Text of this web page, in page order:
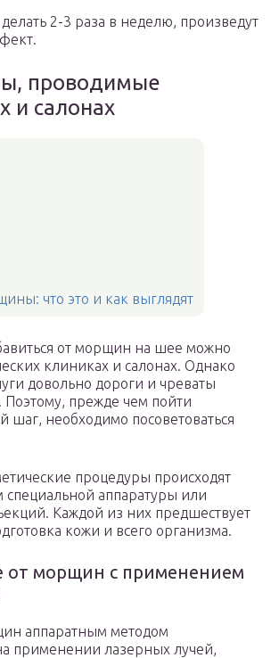
2-3 раза в неделю, произведут
проводимые
и салонах
что это и как выглядят
от морщин на шее можно
клиниках и салонах. Однако
довольно дороги и чреваты
прежде чем пойти
шаг, необходимо посоветоваться
процедуры происходят
аппаратуры или
Каждой из них предшествует
кожи и всего организма.
от морщин с применением
аппаратным методом
применении лазерных лучей,